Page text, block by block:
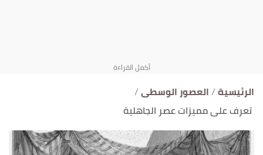
الرئيسية العصور الوسطى
تعرف على مميزات عصر الجاهلية